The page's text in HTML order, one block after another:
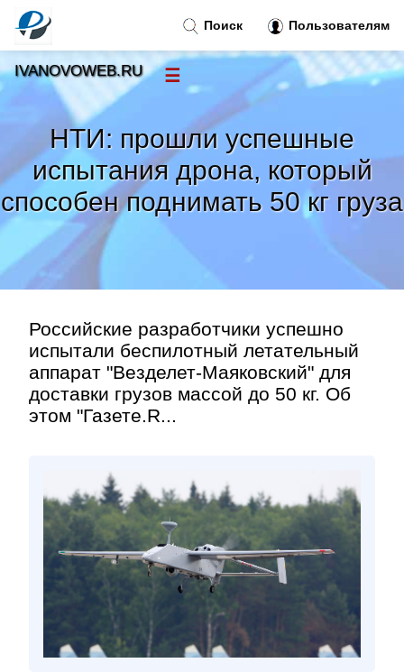
НТИ: прошли успешные
испытания дрона, который
способен поднимать 50 кг груза
Российские разработчики успешно
испытали беспилотный летательный
аппарат "Везделет-Маяковский" для
доставки грузов массой до 50 кг. Об
этом "Газете.R...
Поиск Пользователям
IVANOVOWEB.RU ☰
Новости
Тренды новостей»
Рубрики»
Правила »